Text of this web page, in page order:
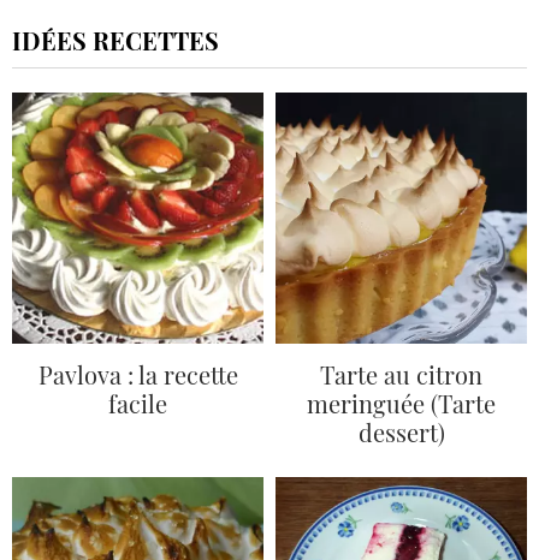
IDÉES RECETTES
Pavlova : la recette
facile
Tarte au citron
meringuée (Tarte
dessert)